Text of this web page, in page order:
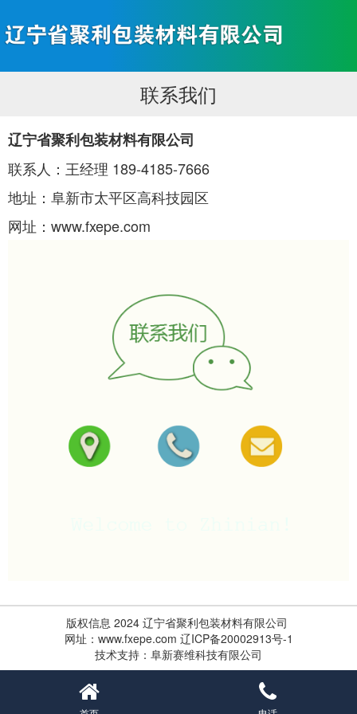
联系我们
辽宁省聚利包装材料有限公司
联系人：王经理 189-4185-7666
地址： 阜新市太平区高科技园区
网址： www.fxepe.com
版权信息 2024 辽宁省聚利包装材料有限公司
网址：www.fxepe.com 辽ICP备20002913号-1
技术支持： 阜新赛维科技有限公司